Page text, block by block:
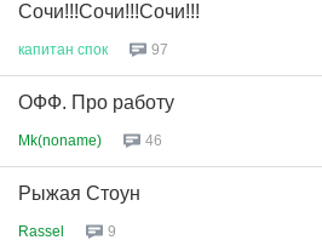
Сочи!!!Сочи!!!Сочи!!!
капитан спок 97
ОФФ. Про работу
Mk(noname) 46
Рыжая Стоун
Rassel 9